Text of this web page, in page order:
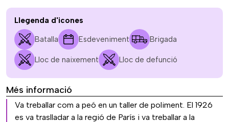
Llegenda d'icones
Batalla Esdeveniment Brigada
Lloc de naixement Lloc de defunció
Més informació
Va treballar com a peó en un taller de poliment. El 1926
es va traslladar a la regió de París i va treballar a la